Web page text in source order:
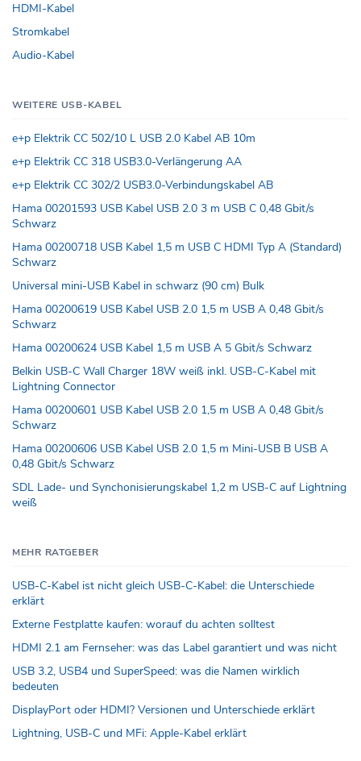
HDMI-Kabel
Stromkabel
Audio-Kabel
WEITERE USB-KABEL
e+p Elektrik CC 502/10 L USB 2.0 Kabel AB 10m
e+p Elektrik CC 318 USB3.0-Verlängerung AA
e+p Elektrik CC 302/2 USB3.0-Verbindungskabel AB
Hama 00201593 USB Kabel USB 2.0 3 m USB C 0,48 Gbit/s
Schwarz
Hama 00200718 USB Kabel 1,5 m USB C HDMI Typ A (Standard)
Schwarz
Universal mini-USB Kabel in schwarz (90 cm) Bulk
Hama 00200619 USB Kabel USB 2.0 1,5 m USB A 0,48 Gbit/s
Schwarz
Hama 00200624 USB Kabel 1,5 m USB A 5 Gbit/s Schwarz
Belkin USB-C Wall Charger 18W weiß inkl. USB-C-Kabel mit
Lightning Connector
Hama 00200601 USB Kabel USB 2.0 1,5 m USB A 0,48 Gbit/s
Schwarz
Hama 00200606 USB Kabel USB 2.0 1,5 m Mini-USB B USB A
0,48 Gbit/s Schwarz
SDL Lade- und Synchonisierungskabel 1,2 m USB-C auf Lightning
weiß
MEHR RATGEBER
USB-C-Kabel ist nicht gleich USB-C-Kabel: die Unterschiede
erklärt
Externe Festplatte kaufen: worauf du achten solltest
HDMI 2.1 am Fernseher: was das Label garantiert und was nicht
USB 3.2, USB4 und SuperSpeed: was die Namen wirklich
bedeuten
DisplayPort oder HDMI? Versionen und Unterschiede erklärt
Lightning, USB-C und MFi: Apple-Kabel erklärt